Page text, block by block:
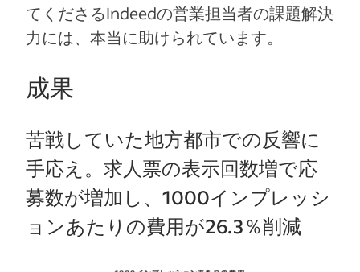
てくださるIndeedの営業担当者の課題解決
力には、本当に助けられています。
成果
苦戦していた地方都市での反響に
手応え。求人票の表示回数増で応
募数が増加し、1000インプレッシ
ョンあたりの費用が26.3％削減